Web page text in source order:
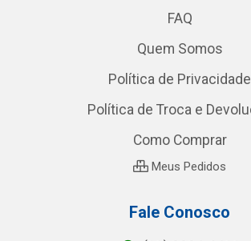
FAQ
Quem Somos
Política de Privacidade
Política de Troca e
Como Comprar
Meus Pedidos
Fale Conosco